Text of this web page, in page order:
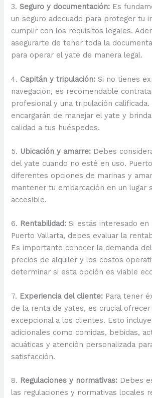
3.Seguro y documentación: Es
un seguro adecuado para proteger tu
cumplir con los requisitos legales.
asegurarte de tener toda la
para operar el yate de manera legal.
4. Capitán y tripulación: Si no tienes
navegación, es recomendable
profesional y una tripulación calificada.
encargarán de manejar el yate y
calidad a tus huéspedes.
5. Ubicación y amarre: Debes
del yate cuando no esté en uso.
diferentes opciones de marinas y
mantener tu embarcación en un lugar
accesible.
6. Rentabilidad: Si estás interesado
Puerto Vallarta, debes evaluar la
Es importante conocer la demanda
precios de alquiler y los costos
determinar si esta opción es viable
7. Experiencia del cliente: Para tener
de la renta de yates, es crucial
excepcional a los clientes. Esto
adicionales como comidas, bebidas,
acuáticas y atención personalizada
satisfacción.
8. Regulaciones y normativas: Debes
las regulaciones y normativas locales